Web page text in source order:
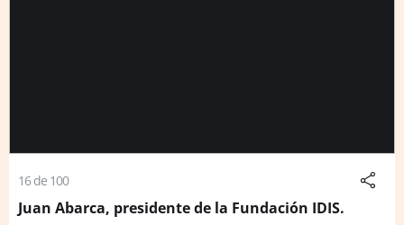
16 de 100
Juan Abarca, presidente de la Fundación IDIS.